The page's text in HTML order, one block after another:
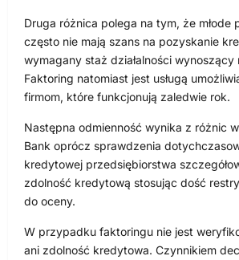
Druga różnica polega na tym, że młode
często nie mają szans na pozyskanie
wymagany staż działalności wynoszący
Faktoring natomiast jest usługą
firmom, które funkcjonują zaledwie rok.
Następna odmienność wynika z różnic
Bank oprócz sprawdzenia
kredytowej przedsiębiorstwa
zdolność kredytową stosując dość
do oceny.
W przypadku faktoringu nie jest
ani zdolność kredytowa. Czynnikiem